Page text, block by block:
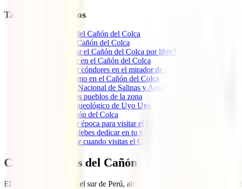
Tabla de contenidos
Características del Cañón del Colca
Cómo llegar al Cañón del Colca
¿Se puede visitar el Cañón del Colca por libre?
Qué ver y hacer en el Cañón del Colca
Observar cóndores en el mirador de la Cruz del Cóndor
Senderismo en el Cañón del Colca
Reserva Nacional de Salinas y Agua Blanca
Visitar los pueblos de la zona
Sitio Arqueológico de Uyo Uyo
Entradas al Cañón del Colca
Cuál es la mejor época para visitar el Cañón del Colca
Cuánto tiempo debes dedicar en tu visita al Cañón del Colca
Qué debes llevar cuando visitas el Cañón del Colca
Características del Cañón del Colca
El Cañón del Colca, en el sur de Perú, alcanza profundidades de más de